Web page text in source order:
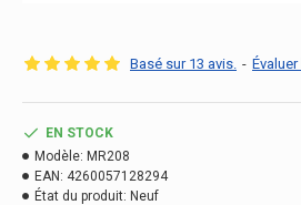
Basé sur 13 avis. -
EN STOCK
Modèle: MR208
EAN: 4260057128294
État du produit: Neuf